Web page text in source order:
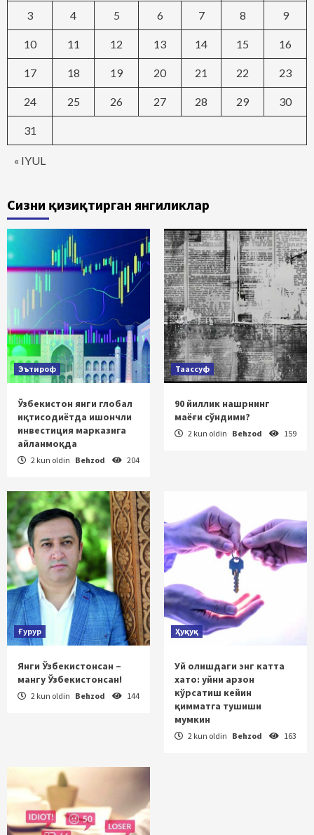
« IYUL
3 4 5 6 7 8 9
10 11 12 13 14 15 16
17 18 19 20 21 22 23
24 25 26 27 28 29 30
31
Сизни қизиқтирган янгиликлар
Эътироф
Ўзбекистон янги глобал
иқтисодиётда ишончли
инвестиция марказига
айланмоқда
2 kun oldin Behzod 204
Таассуф
90 йиллик нашрнинг
маёғи сўндими?
2 kun oldin Behzod 159
Ғурур
Янги Ўзбекистонсан –
мангу Ўзбекистонсан!
2 kun oldin Behzod 144
Ҳуқуқ
Уй олишдаги энг катта
хато: уйни арзон
кўрсатиш кейин
қимматга тушиши
мумкин
2 kun oldin Behzod 163